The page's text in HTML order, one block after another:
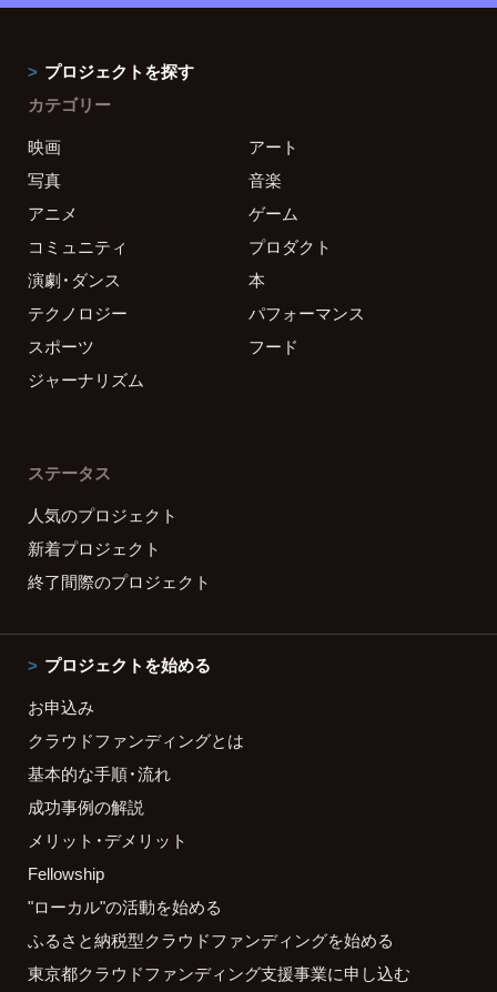
プロジェクトを探す
カテゴリー
映画
アート
写真
音楽
アニメ
ゲーム
コミュニティ
プロダクト
演劇・ダンス
本
テクノロジー
パフォーマンス
スポーツ
フード
ジャーナリズム
ステータス
人気のプロジェクト
新着プロジェクト
終了間際のプロジェクト
プロジェクトを始める
お申込み
クラウドファンディングとは
基本的な手順・流れ
成功事例の解説
メリット・デメリット
Fellowship
"ローカル"の活動を始める
ふるさと納税型クラウドファンディングを始める
東京都クラウドファンディング支援事業に申し込む